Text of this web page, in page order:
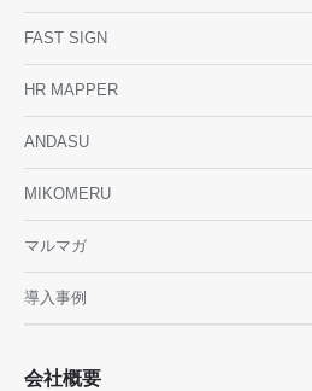
会社概要
FAST SIGN
HR MAPPER
ANDASU
MIKOMERU
マルマガ
導入事例